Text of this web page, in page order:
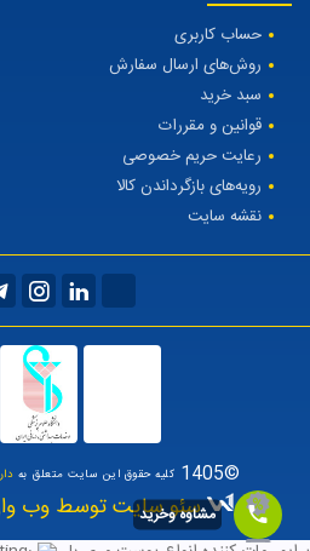
حساب کاربری
روش‌های ارسال سفارش
سبد خرید
قوانین و مقررات
رعایت حریم خصوصی
رویه‌های بازگرداندن کالا
نقشه سایت
©1405 کلیه حقوق این سایت متعلق به
سئو سایت توسط وب
مشاوه وخرید